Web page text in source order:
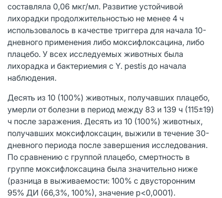
составляла 0,06 мкг/мл. Развитие устойчивой
лихорадки продолжительностью не менее 4 ч
использовалось в качестве триггера для начала 10-
дневного применения либо моксифлоксацина, либо
плацебо. У всех исследуемых животных была
лихорадка и бактериемия с Y. pestis до начала
наблюдения.
Десять из 10 (100%) животных, получавших плацебо,
умерли от болезни в период между 83 и 139 ч (115±19)
ч после заражения. Десять из 10 (100%) животных,
получавших моксифлоксацин, выжили в течение 30-
дневного периода после завершения исследования.
По сравнению с группой плацебо, смертность в
группе моксифлоксацина была значительно ниже
(разница в выживаемости: 100% с двусторонним
95% ДИ (66,3%, 100%), значение p<0,0001).